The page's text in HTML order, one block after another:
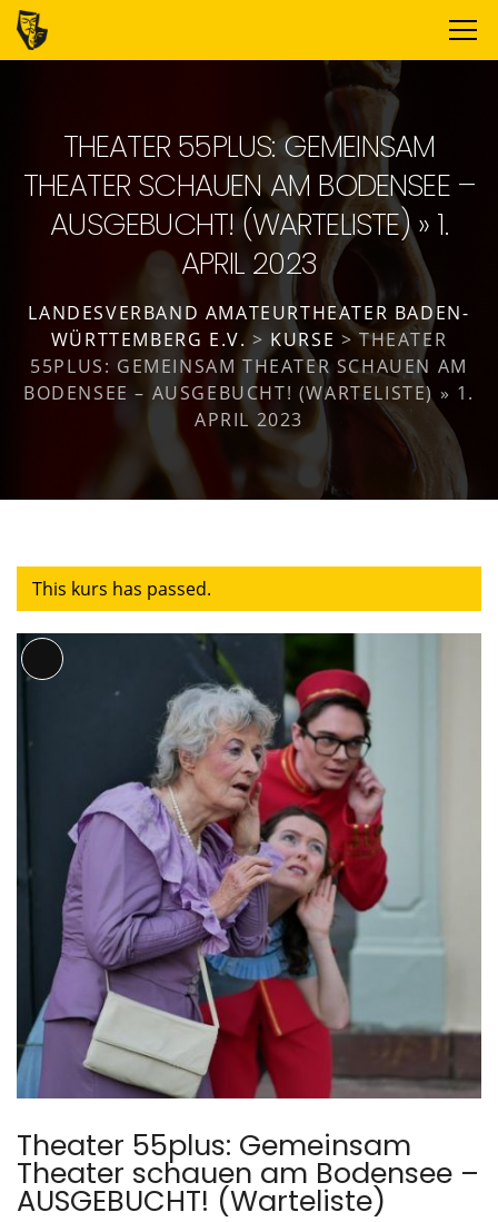
THEATER 55PLUS: GEMEINSAM
THEATER SCHAUEN AM BODENSEE –
AUSGEBUCHT! (WARTELISTE) » 1.
APRIL 2023
LANDESVERBAND AMATEURTHEATER BADEN-
WÜRTTEMBERG E.V. > KURSE >THEATER
55PLUS: GEMEINSAM THEATER SCHAUEN AM
BODENSEE – AUSGEBUCHT! (WARTELISTE) » 1.
APRIL 2023
This kurs has passed.
Lange
Beschreibung
Theater 55plus: Gemeinsam
Theater schauen am Bodensee –
AUSGEBUCHT! (Warteliste)